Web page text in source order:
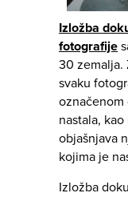
Izložba
fotografije
30 zemalja.
svaku
nastala,
objašnjava
kojima je
Izložba